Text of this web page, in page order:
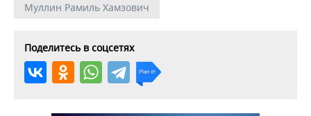
Муллин Рамиль Хамзович
Поделитесь в соцсетях